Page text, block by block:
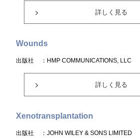
詳しく見る
Wounds
出版社 ：HMP COMMUNICATIONS, LLC
詳しく見る
Xenotransplantation
出版社 ：JOHN WILEY & SONS LIMITED